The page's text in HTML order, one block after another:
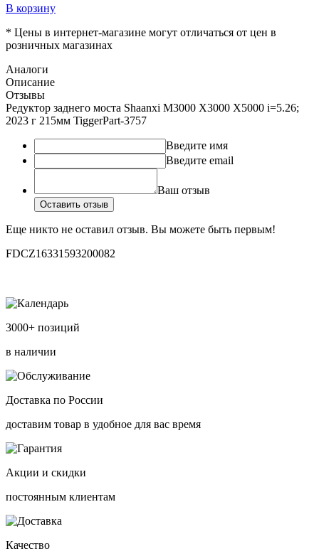
В корзину
* Цены в интернет-магазине могут отличаться от цен в
розничных магазинах
Аналоги
Описание
Отзывы
Редуктор заднего моста Shaanxi M3000 X3000 Х5000 i=5.26;
2023 г 215мм TiggerPart-3757
Введите имя
Введите email
Ваш отзыв
Оставить отзыв
Еще никто не оставил отзыв. Вы можете быть первым!
FDCZ16331593200082
3000+ позиций
в наличии
Доставка по России
доставим товар в удобное для вас время
Акции и скидки
постоянным клиентам
Качество